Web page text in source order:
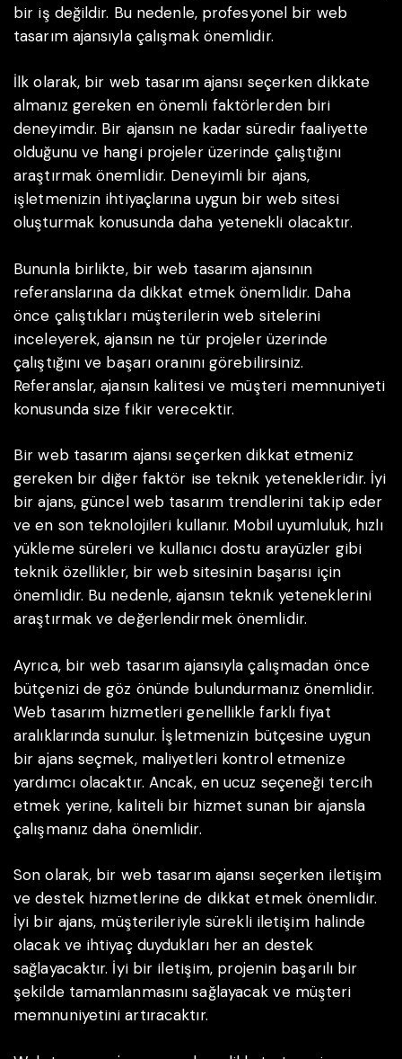
bir iş değildir. Bu nedenle, profesyonel bir web
tasarım ajansıyla çalışmak önemlidir.
İlk olarak, bir web tasarım ajansı seçerken dikkate
almanız gereken en önemli faktörlerden biri
deneyimdir. Bir ajansın ne kadar süredir faaliyette
olduğunu ve hangi projeler üzerinde çalıştığını
araştırmak önemlidir. Deneyimli bir ajans,
işletmenizin ihtiyaçlarına uygun bir web sitesi
oluşturmak konusunda daha yetenekli olacaktır.
Bununla birlikte, bir web tasarım ajansının
referanslarına da dikkat etmek önemlidir. Daha
önce çalıştıkları müşterilerin web sitelerini
inceleyerek, ajansın ne tür projeler üzerinde
çalıştığını ve başarı oranını görebilirsiniz.
Referanslar, ajansın kalitesi ve müşteri memnuniyeti
konusunda size fikir verecektir.
Bir web tasarım ajansı seçerken dikkat etmeniz
gereken bir diğer faktör ise teknik yetenekleridir. İyi
bir ajans, güncel web tasarım trendlerini takip eder
ve en son teknolojileri kullanır. Mobil uyumluluk, hızlı
yükleme süreleri ve kullanıcı dostu arayüzler gibi
teknik özellikler, bir web sitesinin başarısı için
önemlidir. Bu nedenle, ajansın teknik yeteneklerini
araştırmak ve değerlendirmek önemlidir.
Ayrıca, bir web tasarım ajansıyla çalışmadan önce
bütçenizi de göz önünde bulundurmanız önemlidir.
Web tasarım hizmetleri genellikle farklı fiyat
aralıklarında sunulur. İşletmenizin bütçesine uygun
bir ajans seçmek, maliyetleri kontrol etmenize
yardımcı olacaktır. Ancak, en ucuz seçeneği tercih
etmek yerine, kaliteli bir hizmet sunan bir ajansla
çalışmanız daha önemlidir.
Son olarak, bir web tasarım ajansı seçerken iletişim
ve destek hizmetlerine de dikkat etmek önemlidir.
İyi bir ajans, müşterileriyle sürekli iletişim halinde
olacak ve ihtiyaç duydukları her an destek
sağlayacaktır. İyi bir iletişim, projenin başarılı bir
şekilde tamamlanmasını sağlayacak ve müşteri
memnuniyetini artıracaktır.